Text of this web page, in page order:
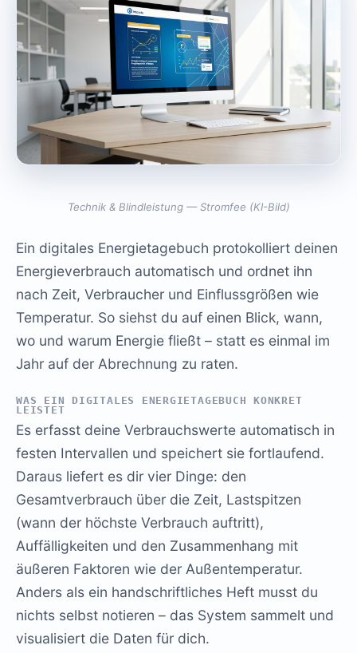
Technik & Blindleistung — Stromfee (KI-Bild)
Ein digitales Energietagebuch protokolliert deinen
Energieverbrauch automatisch und ordnet ihn
nach Zeit, Verbraucher und Einflussgrößen wie
Temperatur. So siehst du auf einen Blick, wann,
wo und warum Energie fließt – statt es einmal im
Jahr auf der Abrechnung zu raten.
WAS EIN DIGITALES ENERGIETAGEBUCH KONKRET
LEISTET
Es erfasst deine Verbrauchswerte automatisch in
festen Intervallen und speichert sie fortlaufend.
Daraus liefert es dir vier Dinge: den
Gesamtverbrauch über die Zeit, Lastspitzen
(wann der höchste Verbrauch auftritt),
Auffälligkeiten und den Zusammenhang mit
äußeren Faktoren wie der Außentemperatur.
Anders als ein handschriftliches Heft musst du
nichts selbst notieren – das System sammelt und
visualisiert die Daten für dich.